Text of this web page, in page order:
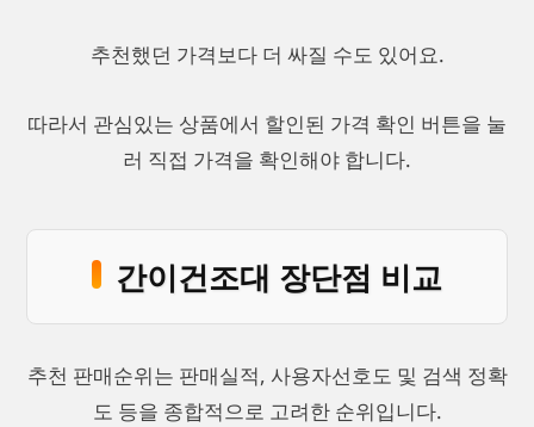
추천했던 가격보다 더 싸질 수도 있어요.
따라서 관심있는 상품에서 할인된 가격 확인 버튼을 눌
러 직접 가격을 확인해야 합니다.
간이건조대 장단점 비교
추천 판매순위는 판매실적, 사용자선호도 및 검색 정확
도 등을 종합적으로 고려한 순위입니다.